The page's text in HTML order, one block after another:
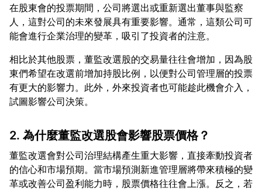
在股東會的投票期間，公司將選出或重新選出董事與監察
人，這對公司的未來發展具有重要影響。通常，這類公司可
相比於其他股票，董監改選股的交易量往往會增加，因為股
東們希望在改選前增加持股比例，以便對公司管理層的投票
有更大的影響力。此外，外來投資者也可能趁此機會介入，
2. 為什麼董監改選股會影響股票價格？
董監改選會對公司治理結構產生重大影響，直接牽動投資者
的信心和市場預期。當市場預測新進管理層將帶來積極的變
革或改善公司盈利能力時，股票價格往往會上漲。反之，若